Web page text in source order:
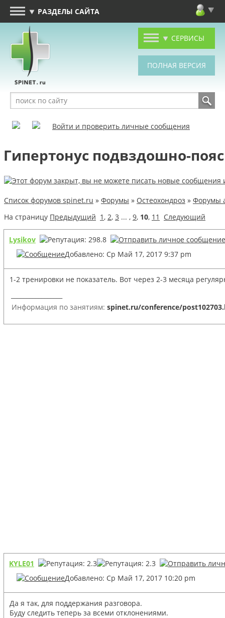
РАЗДЕЛЫ САЙТА
СЕРВИСЫ
Войти и проверить личные сообщения
Гипертонус подвздошно-
Список форумов spinet.ru » Форумы » Остеохондроз » Форумы
На страницу Предыдущий 1 , 2, 3 ... , 9, 10, 11 Следующий
Lysikov
Добавлено: Ср Май 17, 2017 9:37 pm
1-2 тренировки не показатель. Вот через 2-3 месяца
Информация по занятиям: spinet.ru/conference/
KYLE01
Добавлено: Ср Май 17, 2017 10:20 pm
Да я так, для поддержания разговора.
Буду следить теперь за всеми отклонениями.